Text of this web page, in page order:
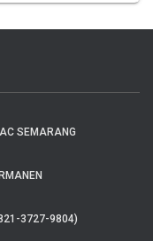
SEMARANG
821-3727-9804)